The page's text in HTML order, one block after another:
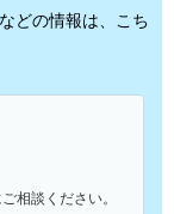
どの情報は、こち
相談ください。